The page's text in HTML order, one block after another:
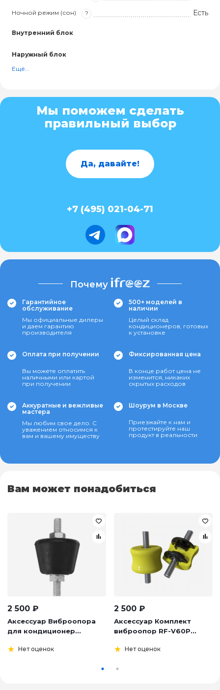
Ночной режим (сон) ? Есть
Внутренний блок
Наружный блок
Ещё...
Мы поможем сделать
правильный выбор
Да, давайте!
+7 (495) 021-04-71
Почему
Гарантийное
обслуживание
Мы официальные дилеры
и даем гарантию
производителя
500+ моделей в
наличии
Целый склад
кондиционеров, готовых
к установке
Оплата при получении
Вы можете оплатить
наличными или картой
при получении
Фиксированная цена
В конце работ цена не
изменится, никаких
скрытых расходов
Аккуратные и вежливые
мастера
Мы любим свое дело. С
уважением относимся к
вам и вашему имуществу
Шоурум в Москве
Приезжайте к нам и
протестируйте наш
продукт в реальности
Вам может понадобиться
2 500 ₽
Аксессуар Виброопора
для кондиционер...
Нет оценок
2 500 ₽
Аксессуар Комплект
виброопор RF-V60P...
Нет оценок